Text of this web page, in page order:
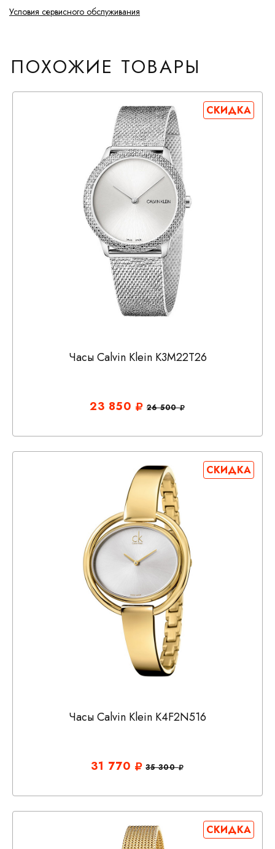
Условия сервисного обслуживания
ПОХОЖИЕ ТОВАРЫ
СКИДКА
Часы Calvin Klein K3M22T26
23 850 26 500
СКИДКА
Часы Calvin Klein K4F2N516
31 770 35 300
СКИДКА